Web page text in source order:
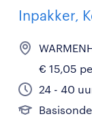
Inpakker,
€ 15,05
24 - 40